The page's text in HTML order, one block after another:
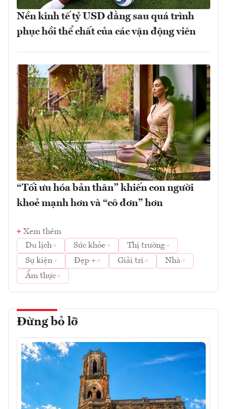
Nền kinh tế tỷ USD đằng sau quá trình
phục hồi thể chất của các vận động viên
“Tối ưu hóa bản thân” khiến con người
khoẻ mạnh hơn và “cô đơn” hơn
Xem thêm
Du lịch
Sức khỏe
Thị trường
Sự kiện
Đẹp + Giải trí
Nhà
Ẩm thực
Đừng bỏ lỡ